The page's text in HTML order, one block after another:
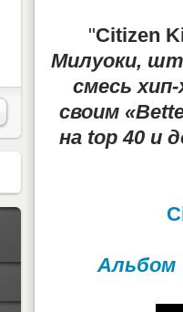
"Citizen
Милуоки,
смесь
своим
на top 40 и
Альбом